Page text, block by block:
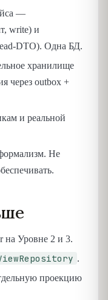
—
write) и
DTO). Одна БД.
хранилище
через outbox +
и реальной
Не
на Уровне 2 и 3.
.
проекцию